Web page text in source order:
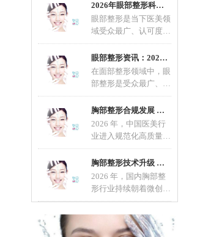
育哺乳等因素影响，不
2026年眼部整形科普：适配不同眼型的整形方案
眼部整形是当下医美领
域受众最广、认可度最
高的轻整形项目，也是
改善眼部形态、优化五
眼部整形资讯：2026眼部整形流行趋势，自然定
在面部整形领域中，眼
部整形是受众最广、精
细度要求最高的项目，
直接影响面部整体颜值
胸部整形合规发展 科学变美成行业共识
2026 年，中国医美行
业进入规范化高质量发
展新阶段，胸部整形作
为热门项目，在技术、
材料
胸部整形技术升级 微创自然成主流选择
2026 年，国内胸部整
形行业持续朝着微创、
安全、自然、个性化方
向发展。随着医美规范